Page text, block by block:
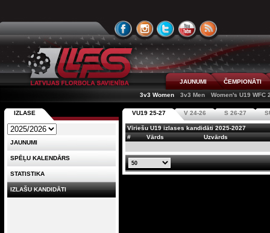
JAUNUMI
ČEMPIONĀTI
3v3 Women
3v3 Men Women's U19 WFC
VU19 25-27 V 24-26 S 26-27
Vīriešu U19 izlases kandidāti 2025-2027
#
Vārds Uzvārds
IZLASE
JAUNUMI
SPĒĻU KALENDĀRS
STATISTIKA
IZLAŠU KANDIDĀTI